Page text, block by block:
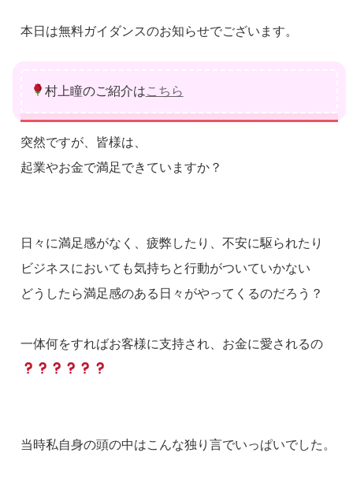
本日は無料ガイダンスのお知らせでございます。
村上瞳のご紹介はこちら
突然ですが、皆様は、
起業やお金で満足できていますか？
日々に満足感がなく、疲弊したり、不安に駆られたり
ビジネスにおいても気持ちと行動がついていかない
どうしたら満足感のある日々がやってくるのだろう？
一体何をすればお客様に支持され、お金に愛されるの
当時私自身の頭の中はこんな独り言でいっぱいでした。